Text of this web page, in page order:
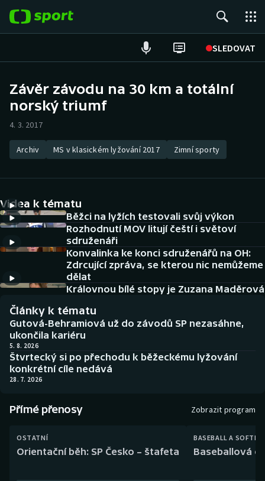
SLEDOVAT
Hokej
Atletika
DALŠÍ SPORTY
Americký fotbal
Baseball a softbal
Biatlon
Boby a skeleton
Curling
Dostihy
NEPŘEHLÉDNĚTE
Aplikace ČT sport
AZ kvíz
Závěr závodu na 30 km a totální
norský triumf
4. 3. 2017
Archiv MS v klasickém lyžování 2017 Zimní sporty
Videa k tématu
Běžci na lyžích testovali svůj výkon
Rozhodnutí MOV litují čeští i světoví
sdruženáři
Konvalinka ke konci sdruženářů na OH:
Zdrcující zpráva, se kterou nic nemůžeme
dělat
Královnou bílé stopy je Zuzana Maděrová
Články k tématu
Gutová-Behramiová už do závodů SP nezasáhne,
ukončila kariéru
5. 8. 2026
Štvrtecký si po přechodu k běžeckému lyžování
konkrétní cíle nedává
28. 7. 2026
Přímé přenosy Zobrazit program
OSTATNÍ
Orientační běh: SP Česko – štafeta
BASEBALL A
Baseballová